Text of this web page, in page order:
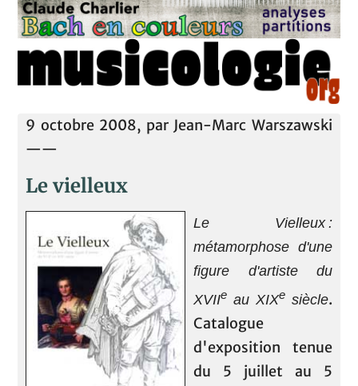
9 octobre 2008, par Jean-Marc Warszawski
——
Le vielleux
Le Vielleux :
métamorphose d'une
figure d'artiste du
XVIIe au XIXesiècle.
Catalogue
d'exposition tenue
du 5 juillet au 5